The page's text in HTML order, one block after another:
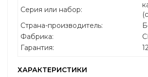
Серия или набор:
Страна-производитель:
Фабрика:
Гарантия:
ХАРАКТЕРИСТИКИ